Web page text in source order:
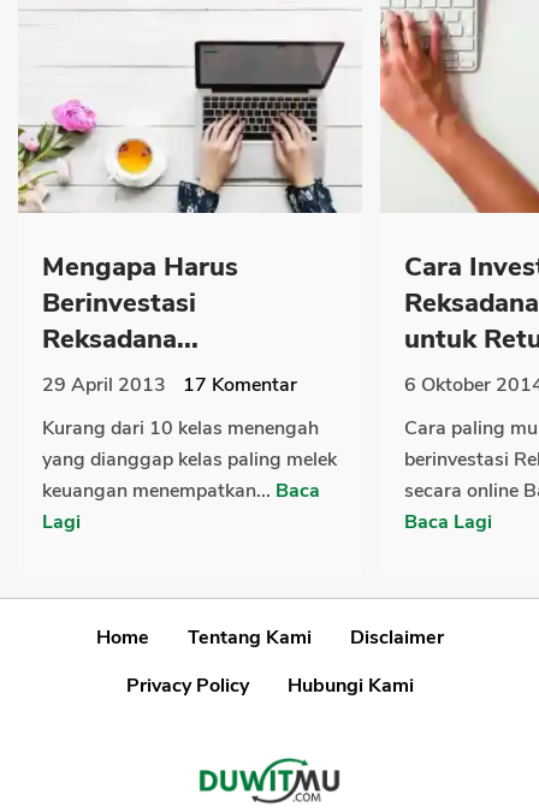
Mengapa Harus
Berinvestasi
Reksadana...
29 April 2013 17 Komentar
Kurang dari 10 kelas menengah
yang dianggap kelas paling melek
keuangan menempatkan... Baca
Lagi
Cara
untuk
6 Oktober
Cara paling
berinvestasi
secara online
Baca Lagi
Home Tentang Kami
Disclaimer
Privacy Policy
Hubungi Kami